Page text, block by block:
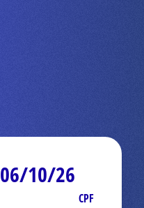
10/26
CPF